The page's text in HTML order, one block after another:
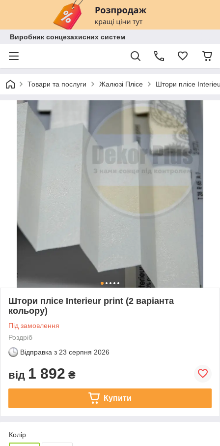
Виробник сонцезахисних систем
Товари та послуги Жалюзі Плісе Штори плісе
Штори плісе Interieur print (2 варіанта
кольору)
Під замовлення
Роздріб
Відправка з 23 серпня 2026
від 1 892 ₴
Купити
Колір